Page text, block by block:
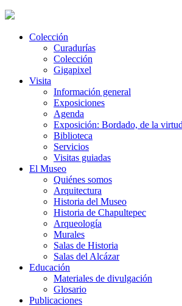
Colección
Curadurías
Colección
Gigapixel
Visita
Información general
Exposiciones
Agenda
Exposición: Bordado, de la virtud
Biblioteca
Servicios
Visitas guiadas
El Museo
Quiénes somos
Arquitectura
Historia del Museo
Historia de Chapultepec
Arqueología
Murales
Salas de Historia
Salas del Alcázar
Educación
Materiales de divulgación
Glosario
Publicaciones